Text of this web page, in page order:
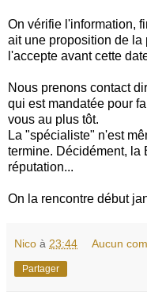
On vérifie l'information,
ait une proposition de la
l'accepte avant cette
Nous prenons contact
qui est mandatée pour
vous au plus tôt.
La "spécialiste" n'est
termine. Décidément, la
réputation...
On la rencontre début
Nico à 23:44 Aucun
Partager